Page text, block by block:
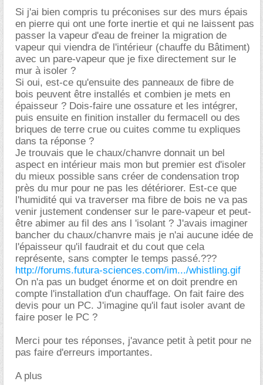
Si j'ai bien compris tu préconises sur des murs épais
en pierre qui ont une forte inertie et qui ne laissent pas
passer la vapeur d'eau de freiner la migration de
vapeur qui viendra de l'intérieur (chauffe du Bâtiment)
avec un pare-vapeur que je fixe directement sur le
mur à isoler ?
Si oui, est-ce qu'ensuite des panneaux de fibre de
bois peuvent être installés et combien je mets en
épaisseur ? Dois-faire une ossature et les intégrer,
puis ensuite en finition installer du fermacell ou des
briques de terre crue ou cuites comme tu expliques
dans ta réponse ?
Je trouvais que le chaux/chanvre donnait un bel
aspect en intérieur mais mon but premier est d'isoler
du mieux possible sans créer de condensation trop
près du mur pour ne pas les détériorer. Est-ce que
l'humidité qui va traverser ma fibre de bois ne va pas
venir justement condenser sur le pare-vapeur et peut-
être abimer au fil des ans l 'isolant ? J'avais imaginer
bancher du chaux/chanvre mais je n'ai aucune idée de
l'épaisseur qu'il faudrait et du cout que cela
représente, sans compter le temps passé.???
http://forums.futura-sciences.com/im.../whistling.gif
On n'a pas un budget énorme et on doit prendre en
compte l'installation d'un chauffage. On fait faire des
devis pour un PC. J'imagine qu'il faut isoler avant de
faire poser le PC ?
Merci pour tes réponses, j'avance petit à petit pour ne
pas faire d'erreurs importantes.
A plus